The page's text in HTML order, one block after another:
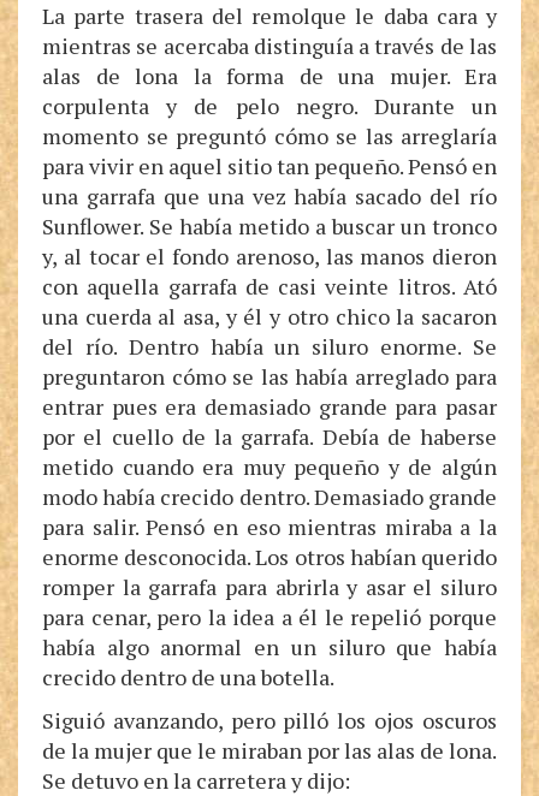
La parte trasera del remolque le daba cara y
mientras se acercaba distinguía a través de las
alas de lona la forma de una mujer. Era
corpulenta y de pelo negro. Durante un
momento se preguntó cómo se las arreglaría
para vivir en aquel sitio tan pequeño. Pensó en
una garrafa que una vez había sacado del río
Sunflower. Se había metido a buscar un tronco
y, al tocar el fondo arenoso, las manos dieron
con aquella garrafa de casi veinte litros. Ató
una cuerda al asa, y él y otro chico la sacaron
del río. Dentro había un siluro enorme. Se
preguntaron cómo se las había arreglado para
entrar pues era demasiado grande para pasar
por el cuello de la garrafa. Debía de haberse
metido cuando era muy pequeño y de algún
modo había crecido dentro. Demasiado grande
para salir. Pensó en eso mientras miraba a la
enorme desconocida. Los otros habían querido
romper la garrafa para abrirla y asar el siluro
para cenar, pero la idea a él le repelió porque
había algo anormal en un siluro que había
crecido dentro de una botella.
Siguió avanzando, pero pilló los ojos oscuros
de la mujer que le miraban por las alas de lona.
Se detuvo en la carretera y dijo: